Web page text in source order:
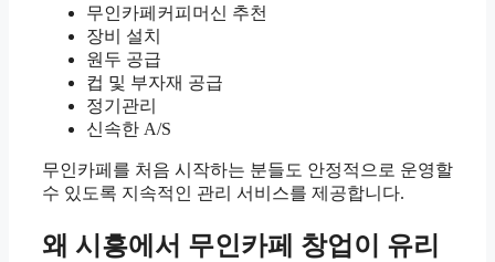
무인카페커피머신 추천
장비 설치
원두 공급
컵 및 부자재 공급
정기관리
신속한 A/S
무인카페를 처음 시작하는 분들도 안정적으로 운영할
수 있도록 지속적인 관리 서비스를 제공합니다.
왜 시흥에서 무인카페 창업이 유리